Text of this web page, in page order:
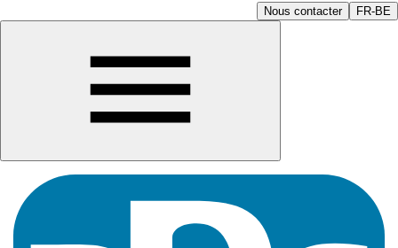
Nous contacter FR-BE